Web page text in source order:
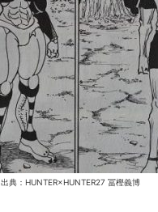
出典：HUNTER×HUNTER27 冨樫義博